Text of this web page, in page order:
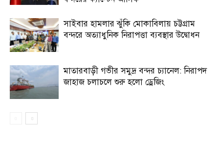
সাইবার হামলার ঝুঁকি মোকাবিলায় চট্টগ্রাম
বন্দরে অত্যাধুনিক নিরাপত্তা ব্যবস্থার উদ্বোধন
মাতারবাড়ী গভীর সমুদ্র বন্দর চ্যানেল: নিরাপদ
জাহাজ চলাচলে শুরু হলো ড্রেজিং